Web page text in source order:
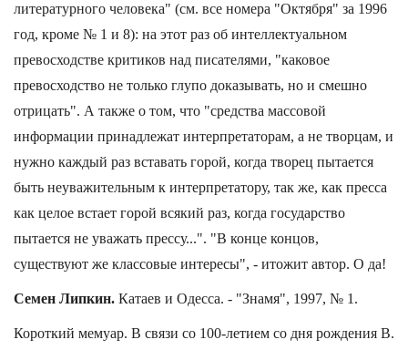
литературного человека" (см. все номера "Октября" за 1996
год, кроме № 1 и 8): на этот раз об интеллектуальном
превосходстве критиков над писателями, "каковое
превосходство не только глупо доказывать, но и смешно
отрицать". А также о том, что "средства массовой
информации принадлежат интерпретаторам, а не творцам, и
нужно каждый раз вставать горой, когда творец пытается
быть неуважительным к интерпретатору, так же, как пресса
как целое встает горой всякий раз, когда государство
пытается не уважать прессу...". "В конце концов,
существуют же классовые интересы", - итожит автор. О да!
Семен Липкин. Катаев и Одесса. - "Знамя", 1997, № 1.
Короткий мемуар. В связи со 100-летием со дня рождения В.